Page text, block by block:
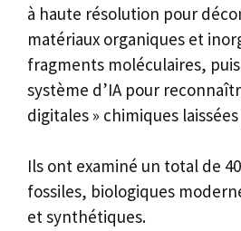
à haute résolution pour
matériaux organiques et
fragments moléculaires,
système d’IA pour
digitales » chimiques
Ils ont examiné un total de
fossiles, biologiques
et synthétiques.